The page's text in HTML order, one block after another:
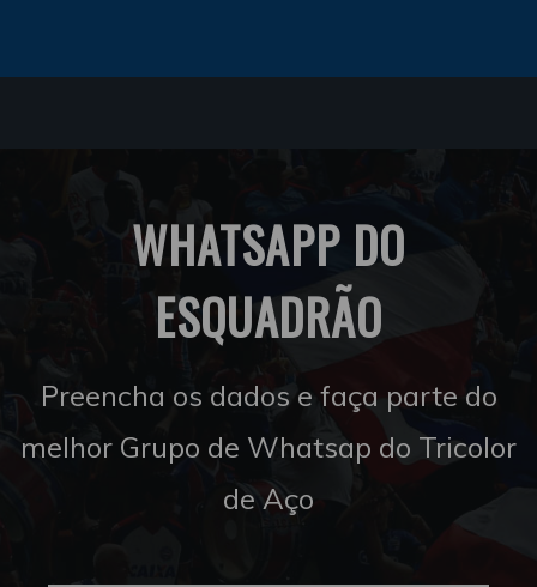
WHATSAPP DO
ESQUADRÃO
Preencha os dados e faça parte do
melhor Grupo de Whatsap do Tricolor
de Aço